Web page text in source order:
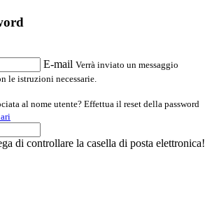
E-mail Verrà inviato un messaggio
le istruzioni necessarie.
al nome utente? Effettua il reset della password
di controllare la casella di posta elettronica!